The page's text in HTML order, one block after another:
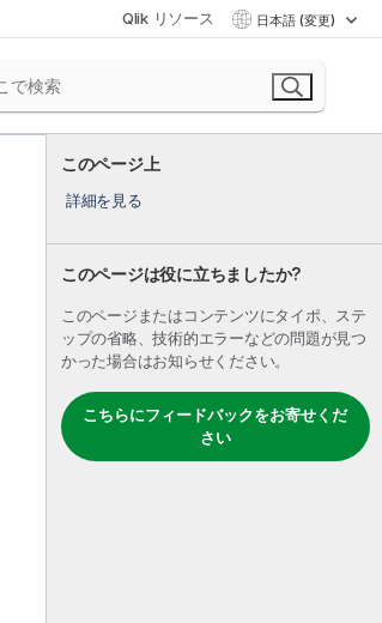
Qlik リソース 日本語 (変更)
このページ上
詳細を見る
このページは役に立ちましたか?
このページまたはコンテンツにタイポ、ステ
ップの省略、技術的エラーなどの問題が見つ
かった場合はお知らせください。
こちらにフィードバックをお寄せくだ
さい